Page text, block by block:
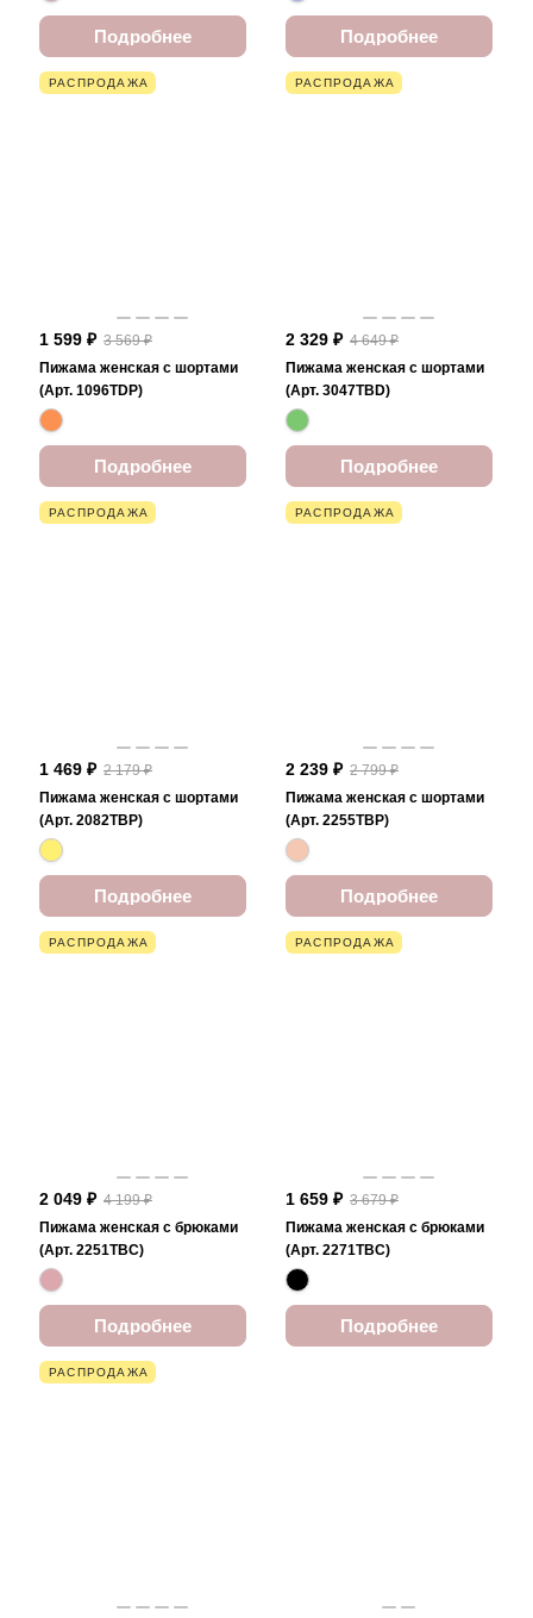
Подробнее Подробнее
РАСПРОДАЖА
1 599 ₽ 3 569 ₽
Пижама женская с шортами
(Арт. 1096TDP)
Подробнее
РАСПРОДАЖА
2 329 ₽ 4 649 ₽
Пижама женская с шортами
(Арт. 3047TBD)
Подробнее
РАСПРОДАЖА
1 469 ₽ 2 179 ₽
Пижама женская с шортами
(Арт. 2082TBP)
Подробнее
РАСПРОДАЖА
2 239 ₽ 2 799 ₽
Пижама женская с шортами
(Арт. 2255TBP)
Подробнее
РАСПРОДАЖА
2 049 ₽ 4 199 ₽
Пижама женская с брюками
(Арт. 2251TBC)
Подробнее
РАСПРОДАЖА
1 659 ₽ 3 679 ₽
Пижама женская с брюками
(Арт. 2271TBC)
Подробнее
РАСПРОДАЖА